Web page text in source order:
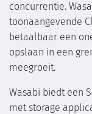
concurrentie.
toonaangevende
betaalbaar een
opslaan in een
meegroeit.
Wasabi biedt een
met storage